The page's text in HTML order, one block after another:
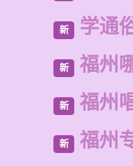
新 学通
新 福州
新 福州
新 福州